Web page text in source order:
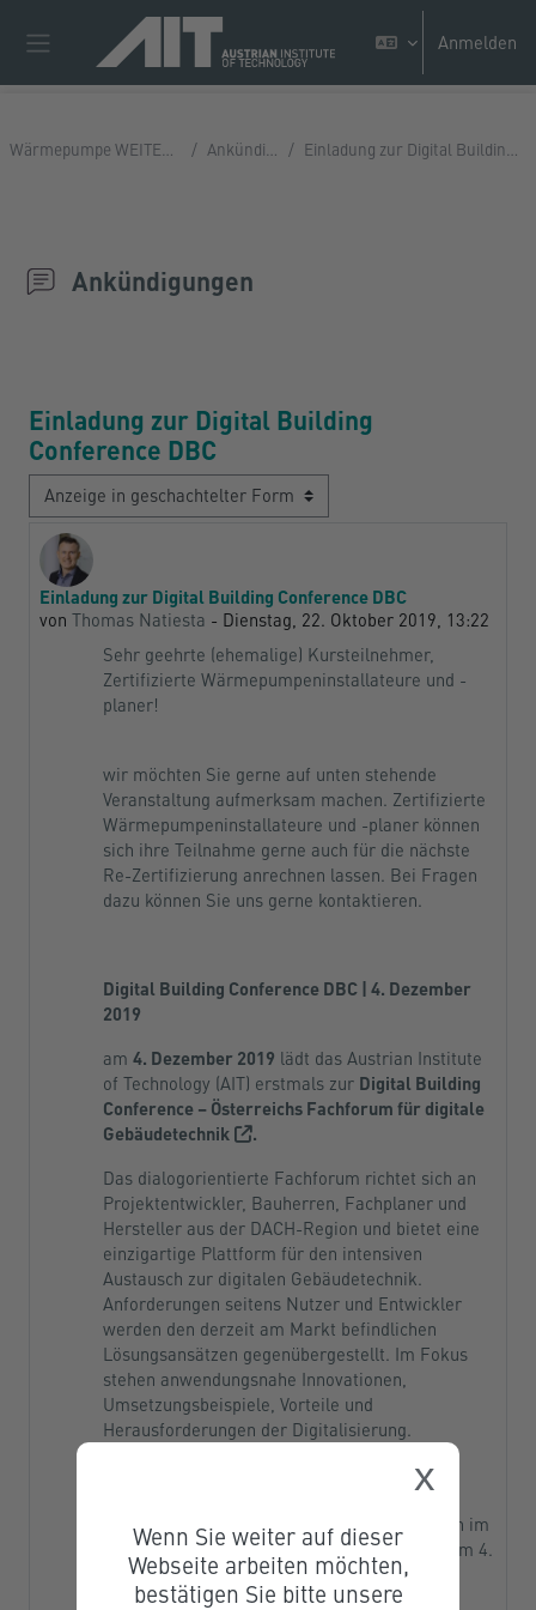
Wenn Sie weiter auf dieser
Webseite arbeiten möchten,
bestätigen Sie bitte unsere
x
Website-Übersicht
Anmelden
Ankündigungen
Einladung zur Digital Building
Conference DBC
Anzeigemodus
Einladung zur Digital Building Conference DBC
von Thomas Natiesta - Dienstag, 22. Oktober 2019, 13:22
Anzahl Antworten: 0
Sehr geehrte (ehemalige) Kursteilnehmer,
Zertifizierte Wärmepumpeninstallateure und -
planer!
wir möchten Sie gerne auf unten stehende
Veranstaltung aufmerksam machen. Zertifizierte
Wärmepumpeninstallateure und -planer können
sich ihre Teilnahme gerne auch für die nächste
Re-Zertifizierung anrechnen lassen. Bei Fragen
dazu können Sie uns gerne kontaktieren.
Digital Building Conference DBC | 4. Dezember
2019
am 4. Dezember 2019 lädt das Austrian Institute
of Technology (AIT) erstmals zur Digital Building
Conference – Österreichs Fachforum für digitale
Gebäudetechnik
.
Das dialogorientierte Fachforum richtet sich an
Projektentwickler, Bauherren, Fachplaner und
Hersteller aus der DACH-Region und bietet eine
einzigartige Plattform für den intensiven
Austausch zur digitalen Gebäudetechnik.
Anforderungen seitens Nutzer und Entwickler
werden den derzeit am Markt befindlichen
Lösungsansätzen gegenübergestellt. Im Fokus
stehen anwendungsnahe Innovationen,
Umsetzungsbeispiele, Vorteile und
Herausforderungen der Digitalisierung.
Herausforderungen der Digitalisierung stehen im
Mittelpunkt der Digital Building Conference am 4.
Dezember.